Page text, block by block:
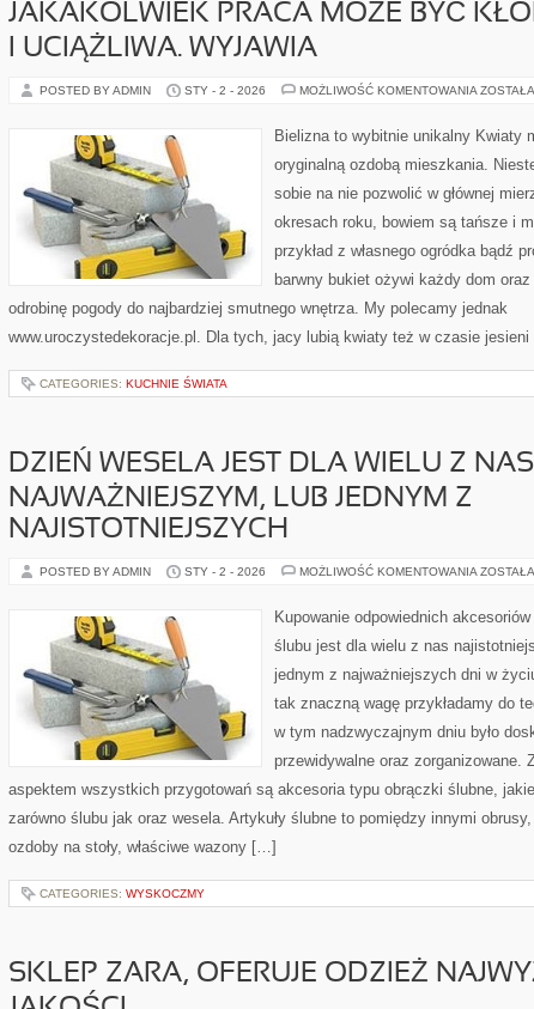
JAKAKOLWIEK PRACA MOŻE BYĆ
I UCIĄŻLIWA. WYJAWIA
POSTED BY ADMIN STY - 2 - 2026 MOŻLIWOŚĆ KOMENTOWANIA
BYĆ
Bielizna to wybitnie unikalny Kwiaty
oryginalną ozdobą mieszkania.
sobie na nie pozwolić w głównej
okresach roku, bowiem są tańsze i
przykład z własnego ogródka bądź
barwny bukiet ożywi każdy dom oraz
odrobinę pogody do najbardziej smutnego wnętrza. My polecamy jednak
www.uroczystedekoracje.pl. Dla tych, jacy lubią kwiaty też w czasie
CATEGORIES: KUCHNIE ŚWIATA
DZIEŃ WESELA JEST DLA WIELU Z NAS
NAJWAŻNIEJSZYM, LUB JEDNYM Z
NAJISTOTNIEJSZYCH
POSTED BY ADMIN STY - 2 - 2026 MOŻLIWOŚĆ KOMENTOWANIA DZIEŃ
WIELU
NAS
LUB
Z
Kupowanie odpowiednich
ślubu jest dla wielu z nas
jednym z najważniejszych dni w
tak znaczną wagę przykładamy do
w tym nadzwyczajnym dniu było
przewidywalne oraz zorganizowane.
aspektem wszystkich przygotowań są akcesoria typu obrączki ślubne,
zarówno ślubu jak oraz wesela. Artykuły ślubne to pomiędzy innymi
ozdoby na stoły, właściwe wazony […]
CATEGORIES: WYSKOCZMY
SKLEP ZARA, OFERUJE ODZIEŻ